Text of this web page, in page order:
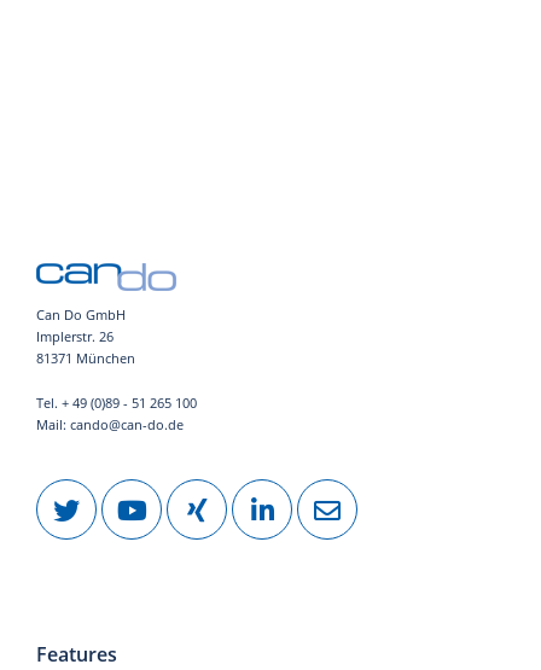
Can Do GmbH
Implerstr. 26
81371 München
Tel. + 49 (0)89 - 51 265 100
Mail: cando@can-do.de
Features